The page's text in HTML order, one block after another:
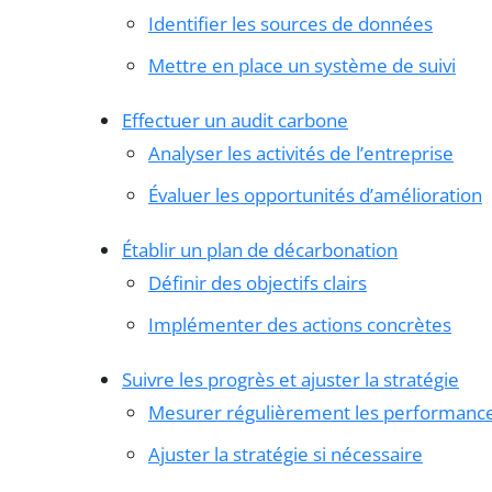
Identifier les sources de données
Mettre en place un système de suivi
Effectuer un audit carbone
Analyser les activités de l’entreprise
Évaluer les opportunités d’amélioration
Établir un plan de décarbonation
Définir des objectifs clairs
Implémenter des actions concrètes
Suivre les progrès et ajuster la stratégie
Mesurer régulièrement les
Ajuster la stratégie si nécessaire